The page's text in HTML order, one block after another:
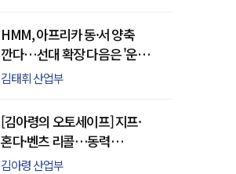
HMM, 아프리카 동·서 양축
깐다…선대 확장 다음은 '운영
전략'
김태휘 산업부
[김아령의 오토세이프] 지프·
혼다·벤츠 리콜…동력
상실부터 후방카메라 먹통까지
김아령 산업부